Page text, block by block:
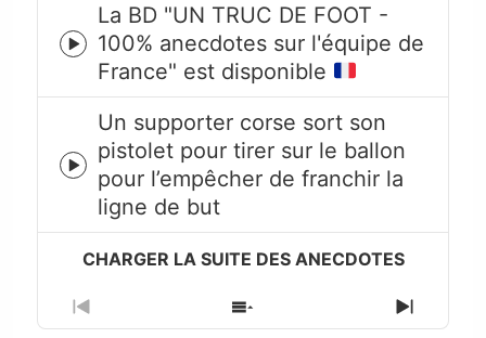
Episode
play
icon
La BD "UN TRUC DE FOOT -
100% anecdotes sur l'équipe de
France" est disponible
Episode
play
icon
Un supporter corse sort son
pistolet pour tirer sur le ballon
pour l’empêcher de franchir la
ligne de but
Previous
Show
Next